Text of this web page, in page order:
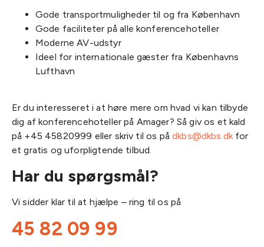
Gode transportmuligheder til og fra København
Gode faciliteter på alle konferencehoteller
Moderne AV-udstyr
Ideel for internationale gæster fra Københavns
Lufthavn
Er du interesseret i at høre mere om hvad vi kan tilbyde
dig af konferencehoteller på Amager? Så giv os et kald
på +45 45820999 eller skriv til os pådkbs@dkbs.dk for
et gratis og uforpligtende tilbud.
Har du spørgsmål?
Vi sidder klar til at hjælpe – ring til os på
45 82 09 99